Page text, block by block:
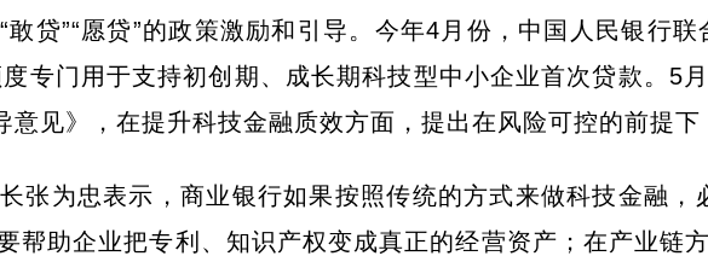
敢贷”“愿贷”的政策激励和引导。今年4月份，中国人民银行
专门用于支持初创期、成长期科技型中小企业首次贷款。5
意见》，在提升科技金融质效方面，提出在风险可控的前提下
张为忠表示，商业银行如果按照传统的方式来做科技金融
帮助企业把专利、知识产权变成真正的经营资产；在产业链